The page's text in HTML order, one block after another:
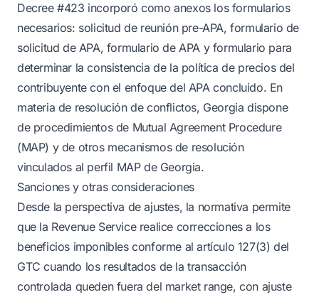
Decree #423 incorporó como anexos los formularios
necesarios: solicitud de reunión pre-APA, formulario de
solicitud de APA, formulario de APA y formulario para
determinar la consistencia de la política de precios del
contribuyente con el enfoque del APA concluido. En
materia de resolución de conflictos, Georgia dispone
de procedimientos de Mutual Agreement Procedure
(MAP) y de otros mecanismos de resolución
vinculados al perfil MAP de Georgia.
Sanciones y otras consideraciones
Desde la perspectiva de ajustes, la normativa permite
que la Revenue Service realice correcciones a los
beneficios imponibles conforme al artículo 127(3) del
GTC cuando los resultados de la transacción
controlada queden fuera del market range, con ajuste